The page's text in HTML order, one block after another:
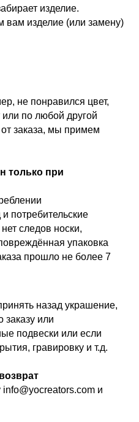
изделие.
вам изделие (или замену)
не понравился цвет,
по любой другой
от заказа, мы примем
только при
потребительские
следов носки,
упаковка
прошло не более 7
назад украшение,
заказу или
подвески или если
гравировку и т.д.
и